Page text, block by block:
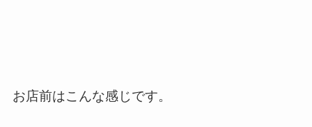
お店前はこんな感じです。